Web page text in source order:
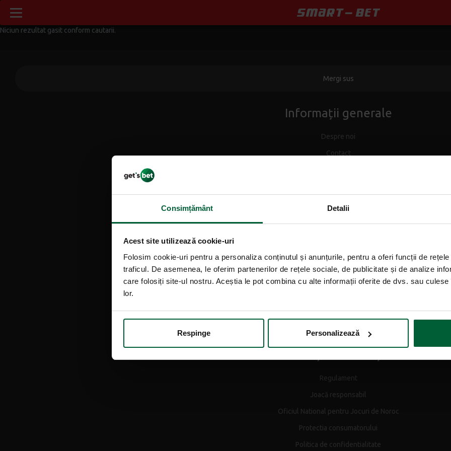
Consimțământ Detalii
Acest site utilizează cookie-uri
Folosim cookie-uri pentru a personaliza conținutul și anunțurile, pentru a oferi funcții de
traficul. De asemenea, le oferim partenerilor de rețele sociale, de publicitate și de analize
care folosiți site-ul nostru. Aceștia le pot combina cu alte informații oferite de dvs. sau
lor.
Respinge Personalizează
Niciun rezultat gasit conform cautarii.
Mergi sus
Informații generale
Despre noi
Contact
Pariuri sportive
Loterii
Regulament
Joacă responsabil
Oficiul National pentru Jocuri de Noroc
Protectia consumatorului
Politica de confidentialitate